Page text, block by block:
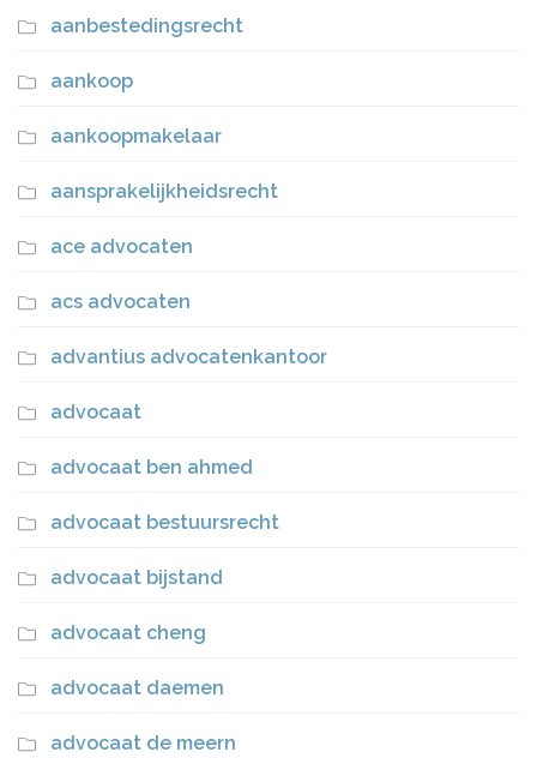
aanbestedingsrecht
aankoop
aankoopmakelaar
aansprakelijkheidsrecht
ace advocaten
acs advocaten
advantius advocatenkantoor
advocaat
advocaat ben ahmed
advocaat bestuursrecht
advocaat bijstand
advocaat cheng
advocaat daemen
advocaat de meern